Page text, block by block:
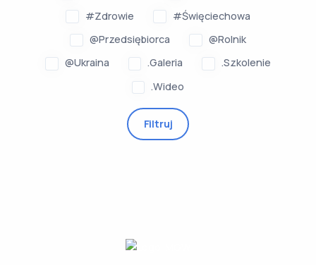
#Zdrowie
#Święciechowa
@Przedsiębiorca
@Rolnik
@Ukraina
.Galeria
.Szkolenie
.Wideo
Filtruj